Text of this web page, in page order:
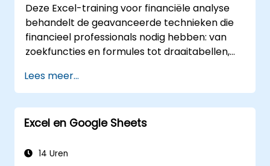
van de data te waarborgen en relevante
inzichten te benadrukken.
Externe databronnen te importeren en
gegevens met anderen uit te wisselen via
Excel’s export- en importfuncties.
Deze Excel-training voor financiële analyse
behandelt de geavanceerde technieken die
financieel professionals nodig hebben: van
zoekfuncties en formules tot draaitabellen,
externe gegevens en analyses van effecten.
De cursus gaat in op praktische methoden
om de tijdwaarde van geld te bepalen,
markttrends te identificeren, financiële
volledige analytische hulpmiddelenpakket
Lees meer...
Excel en Google Sheets
14 Uren